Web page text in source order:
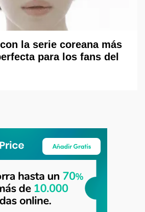
la serie coreana más
para los fans del